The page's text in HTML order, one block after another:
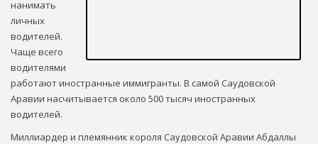
нанимать
личных
водителей.
Чаще всего
водителями
работают иностранные иммигранты. В самой Саудовской
Аравии насчитывается около 500 тысяч иностранных
водителей.
Миллиардер и племянник короля Саудовской Аравии Абдаллы